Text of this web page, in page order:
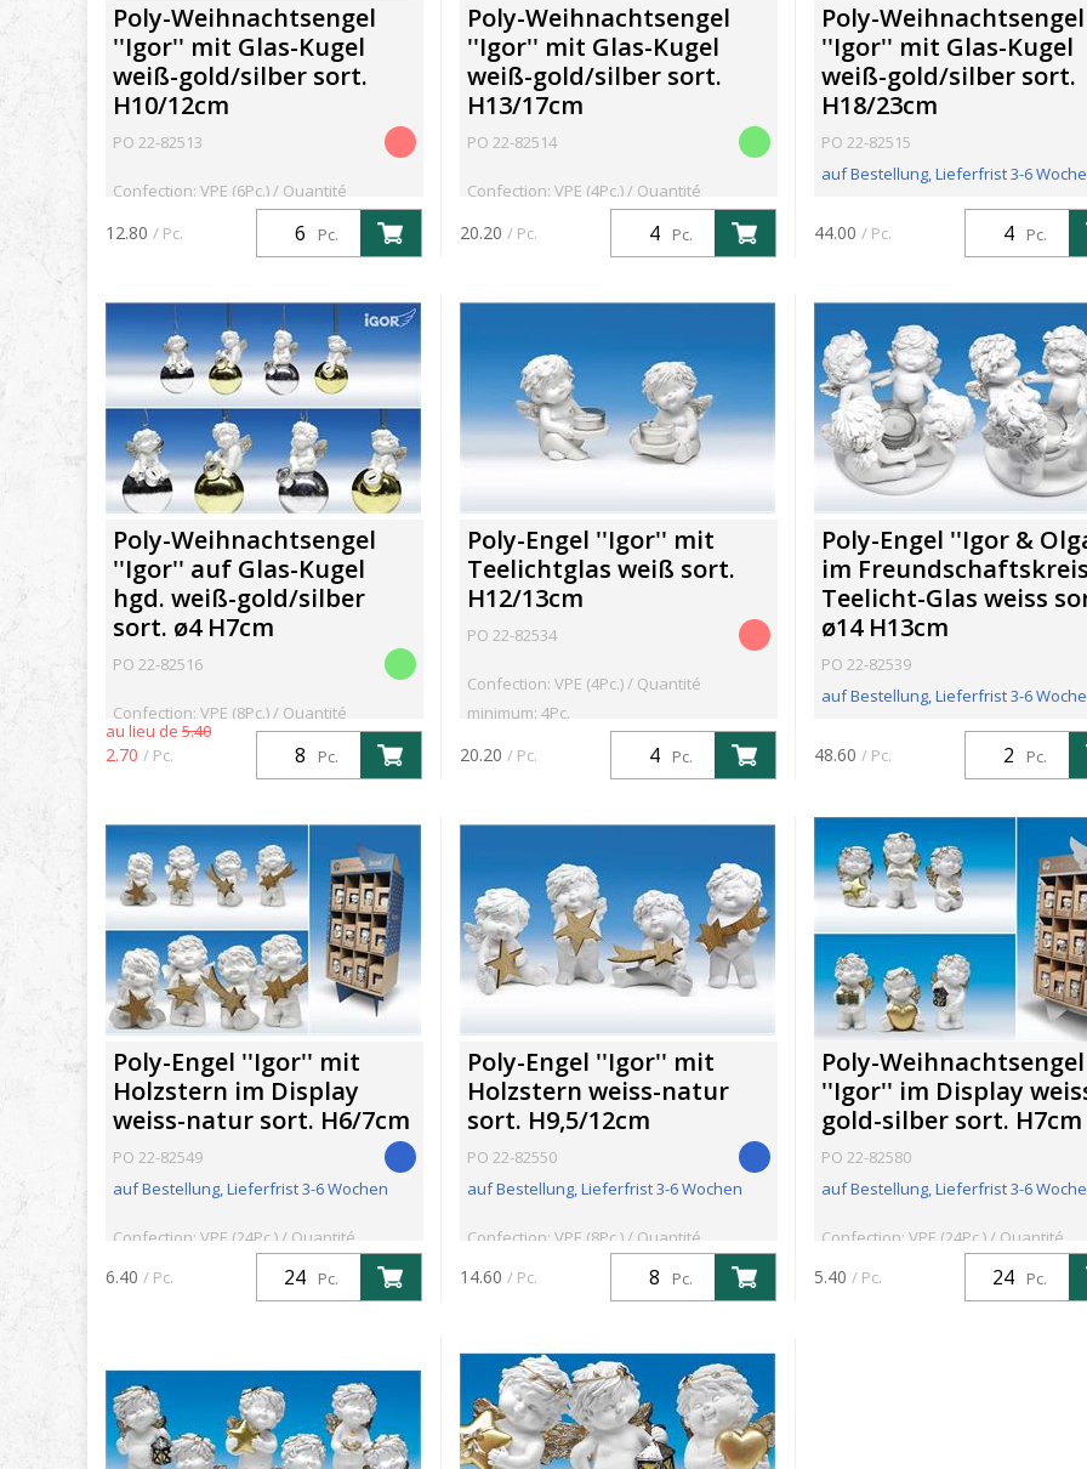
Poly-Weihnachtsengel
''Igor'' mit Glas-Kugel
weiß-gold/silber sort.
H10/12cm
PO 22-82513
Confection: VPE (6Pc.) / Quantité
Pc.
12.80 / Pc.
Poly-Weihnachtsengel
''Igor'' mit Glas-Kugel
weiß-gold/silber sort.
H13/17cm
PO 22-82514
Confection: VPE (4Pc.) / Quantité
Pc.
20.20 / Pc.
Poly-Weihnachtsengel
''Igor'' mit Glas-Kugel
weiß-gold/silber sort.
H18/23cm
PO 22-82515
auf Bestellung, Lieferfrist 3-6
Confection: VPE (4Pc.) / Quantité
Pc.
44.00 / Pc.
Poly-Weihnachtsengel
''Igor'' auf Glas-Kugel
hgd. weiß-gold/silber
sort. ø4 H7cm
PO 22-82516
Confection: VPE (8Pc.) / Quantité
minimum: 8Pc.
Pc.
au lieu de 5.40
2.70 / Pc.
Poly-Engel ''Igor'' mit
Teelichtglas weiß sort.
H12/13cm
PO 22-82534
Confection: VPE (4Pc.) / Quantité
minimum: 4Pc.
Pc.
20.20 / Pc.
Poly-Engel ''Igor &
im
Teelicht-Glas weiss
ø14 H13cm
PO 22-82539
auf Bestellung, Lieferfrist 3-6
Confection: VPE (2Pc.) / Quantité
Pc.
48.60 / Pc.
Poly-Engel ''Igor'' mit
Holzstern im Display
weiss-natur sort. H6/7cm
PO 22-82549
auf Bestellung, Lieferfrist 3-6 Wochen
Confection: VPE (24Pc.) / Quantité
minimum: 24Pc.
Pc.
6.40 / Pc.
Poly-Engel ''Igor'' mit
Holzstern weiss-natur
sort. H9,5/12cm
PO 22-82550
auf Bestellung, Lieferfrist 3-6 Wochen
Confection: VPE (8Pc.) / Quantité
minimum: 8Pc.
Pc.
14.60 / Pc.
Poly-Weihnachtsengel
''Igor'' im Display
gold-silber sort. H7cm
PO 22-82580
auf Bestellung, Lieferfrist 3-6
Confection: VPE (24Pc.) / Quantité
minimum: 24Pc.
Pc.
5.40 / Pc.